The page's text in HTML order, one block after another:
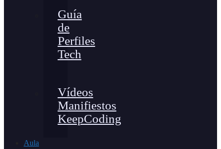
Guía
de
Perfiles
Tech
Vídeos
Manifiestos
KeepCoding
Aula